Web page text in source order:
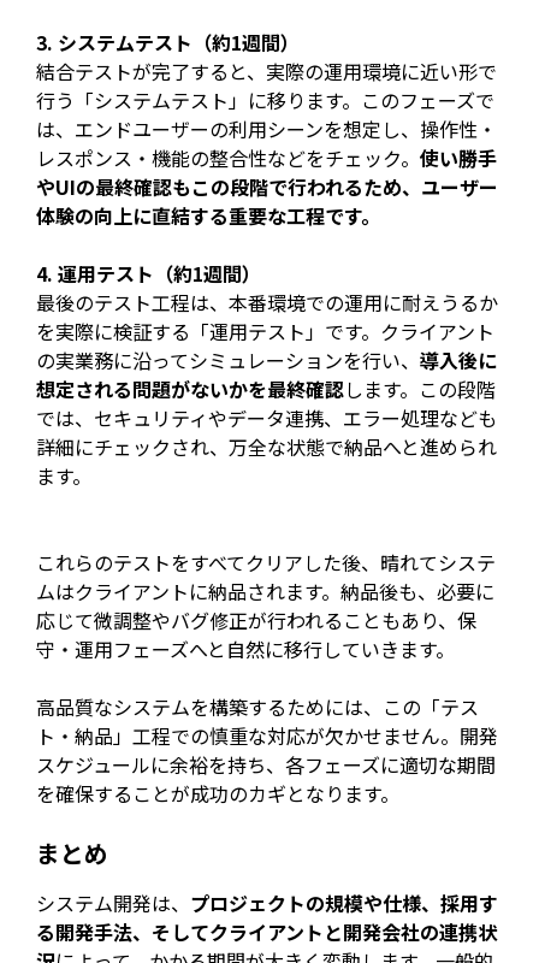
3. システムテスト（約1週間）
結合テストが完了すると、実際の運用環境に近い形で
行う「システムテスト」に移ります。このフェーズで
は、エンドユーザーの利用シーンを想定し、操作性・
レスポンス・機能の整合性などをチェック。使い勝手
やUIの最終確認もこの段階で行われるため、ユーザー
体験の向上に直結する重要な工程です。
4. 運用テスト（約1週間）
最後のテスト工程は、本番環境での運用に耐えうるか
を実際に検証する「運用テスト」です。クライアント
の実業務に沿ってシミュレーションを行い、導入後に
想定される問題がないかを最終確認します。この段階
では、セキュリティやデータ連携、エラー処理なども
詳細にチェックされ、万全な状態で納品へと進められ
ます。
これらのテストをすべてクリアした後、晴れてシステ
ムはクライアントに納品されます。納品後も、必要に
応じて微調整やバグ修正が行われることもあり、保
守・運用フェーズへと自然に移行していきます。
高品質なシステムを構築するためには、この「テス
ト・納品」工程での慎重な対応が欠かせません。開発
スケジュールに余裕を持ち、各フェーズに適切な期間
を確保することが成功のカギとなります。
まとめ
システム開発は、 プロジェクトの規模や仕様、採用す
る開発手法、そしてクライアントと開発会社の連携状